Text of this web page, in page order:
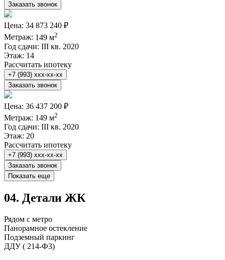
Заказать звонок
Цена: 34 873 240 ₽
Метраж: 149 м2
Год сдачи: III кв. 2020
Этаж: 14
Рассчитать ипотеку
+7 (993) xxx-xx-xx
Заказать звонок
Цена: 36 437 200 ₽
Метраж: 149 м2
Год сдачи: III кв. 2020
Этаж: 20
Рассчитать ипотеку
+7 (993) xxx-xx-xx
Заказать звонок
Показать еще
04. Детали ЖК
Рядом с метро
Панорамное остекление
Подземный паркинг
ДДУ ( 214-ФЗ)